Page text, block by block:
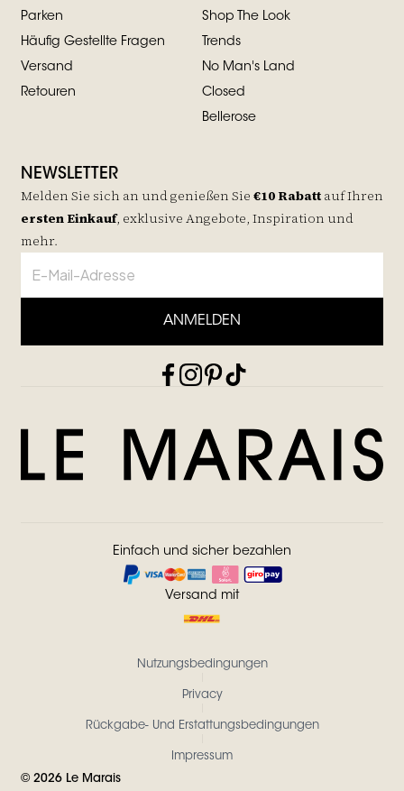
Parken
Häufig Gestellte Fragen
Versand
Retouren
Shop The Look
Trends
No Man's Land
Closed
Bellerose
NEWSLETTER
Melden Sie sich an und genießen Sie €10 Rabatt aufIhren
ersten Einkauf, exklusive Angebote, Inspiration und
mehr.
ANMELDEN
Einfach und sicher bezahlen
Versand mit
Nutzungsbedingungen
Privacy
Rückgabe- Und Erstattungsbedingungen
Impressum
© 2026 Le Marais